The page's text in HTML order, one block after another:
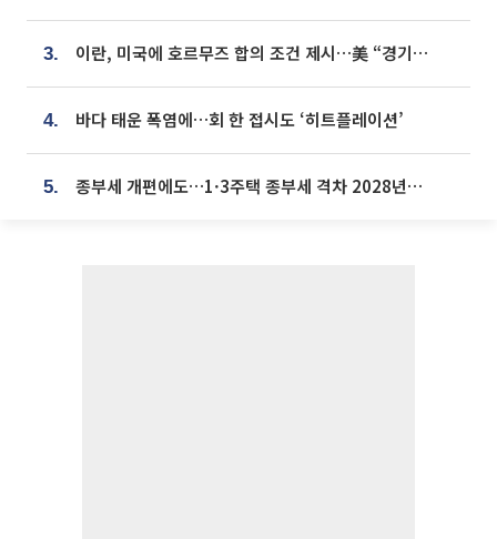
3. 이란, 미국에 호르무즈 합의 조건 제시…美 “경기 아직 안 끝나” [종합]
4. 바다 태운 폭염에…회 한 접시도 ‘히트플레이션’
5. 종부세 개편에도…1·3주택 종부세 격차 2028년부터 확대